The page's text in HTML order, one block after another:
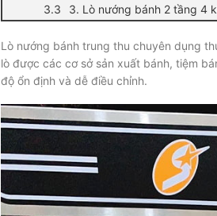
3. Lò nướng bánh 2 tầng 4
Lò nướng bánh trung thu chuyên dụng
lò được các cơ sở sản xuất bánh, tiệm
độ ổn định và dễ điều chỉnh.